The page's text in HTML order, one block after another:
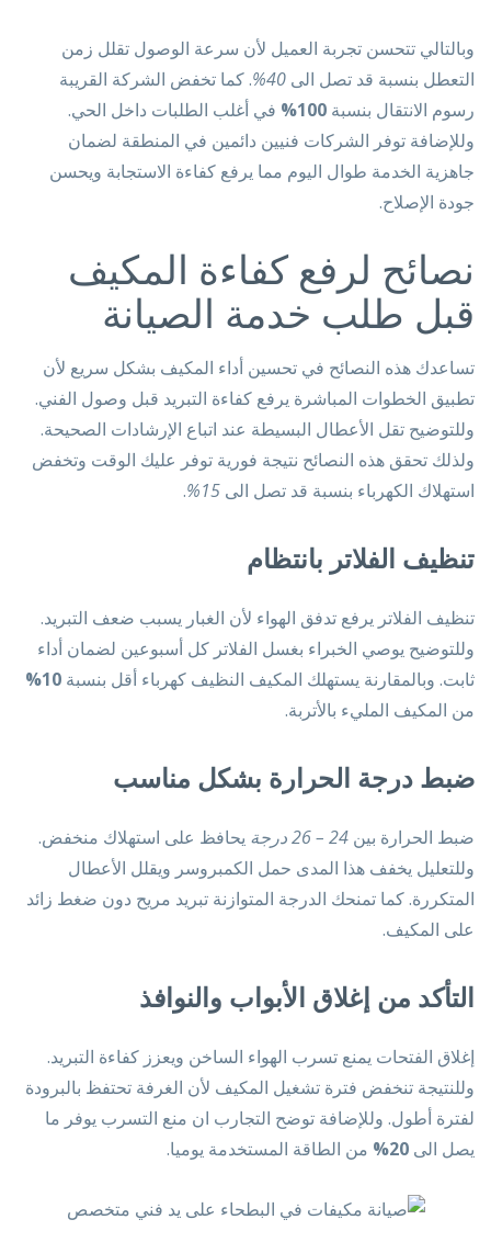
وبالتالي تتحسن تجربة العميل لأن سرعة الوصول تقلل زمن
التعطل بنسبة قد تصل الى 40%
. كما تخفض الشركة القريبة
رسوم الانتقال بنسبة 100%
في أغلب الطلبات داخل الحي.
وللإضافة توفر الشركات فنيين دائمين في المنطقة لضمان
جاهزية الخدمة طوال اليوم مما يرفع كفاءة الاستجابة ويحسن
جودة الإصلاح.
نصائح لرفع كفاءة المكيف
قبل طلب خدمة الصيانة
تساعدك هذه النصائح في تحسين أداء المكيف بشكل سريع لأن
تطبيق الخطوات المباشرة يرفع كفاءة التبريد قبل وصول الفني.
وللتوضيح تقل الأعطال البسيطة عند اتباع الإرشادات الصحيحة.
ولذلك تحقق هذه النصائح نتيجة فورية توفر عليك الوقت وتخفض
استهلاك الكهرباء بنسبة قد تصل الى 15%
.
تنظيف الفلاتر بانتظام
تنظيف الفلاتر يرفع تدفق الهواء لأن الغبار يسبب ضعف التبريد.
وللتوضيح يوصي الخبراء بغسل الفلاتر كل أسبوعين لضمان أداء
ثابت. وبالمقارنة يستهلك المكيف النظيف كهرباء أقل بنسبة 10%
من المكيف المليء بالأتربة.
ضبط درجة الحرارة بشكل مناسب
ضبط الحرارة بين 24 – 26 درجة
يحافظ على استهلاك منخفض.
وللتعليل يخفف هذا المدى حمل الكمبروسر ويقلل الأعطال
المتكررة. كما تمنحك الدرجة المتوازنة تبريد مريح دون ضغط زائد
على المكيف.
التأكد من إغلاق الأبواب والنوافذ
إغلاق الفتحات يمنع تسرب الهواء الساخن ويعزز كفاءة التبريد.
وللنتيجة تنخفض فترة تشغيل المكيف لأن الغرفة تحتفظ بالبرودة
لفترة أطول. وللإضافة توضح التجارب ان منع التسرب يوفر ما
يصل الى 20% من الطاقة المستخدمة يوميا.